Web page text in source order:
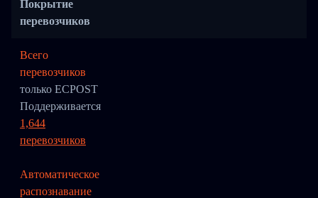
Покрытие
перевозчиков
Всего
перевозчиков
только ECPOST
Поддерживается
1,644
перевозчиков
Автоматическое
распознавание